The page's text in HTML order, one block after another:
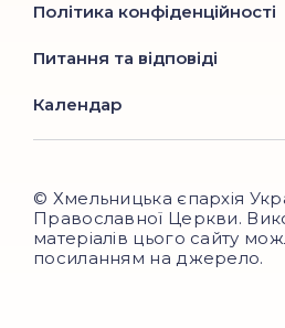
Політика конфіденційності
Питання та відповіді
Календар
© Хмельницька єпархія
Православної Церкви.
матеріалів цього сайту
посиланням на джерело.